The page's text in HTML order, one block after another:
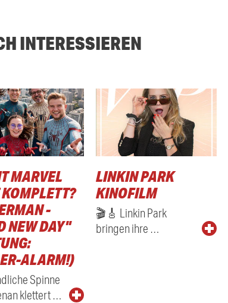
INTERESSIEREN
MARVEL
-
NEW DAY"
ALARM!)
Spinne
klettert …
LINKIN PARK
KINOFILM
🎬🎸 Linkin Park
bringen ihre …